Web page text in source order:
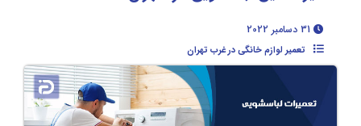
تعمیر لوازم خانگی در غرب تهران